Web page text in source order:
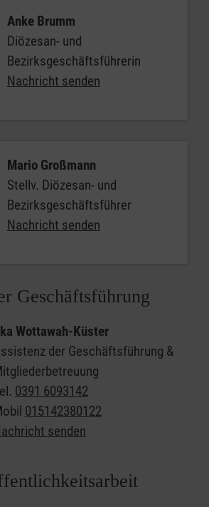
Anke Brumm
Diözesan- und
Bezirksgeschäftsführerin
Nachricht senden
Mario Großmann
Stellv. Diözesan- und
Bezirksgeschäftsführer
Nachricht senden
Geschäftsführung
Wottawah-Küster
der Geschäftsführung &
0391 6093142
015142380122
senden